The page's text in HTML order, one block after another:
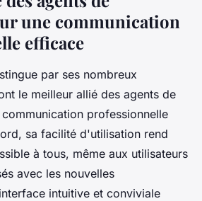
une communication
efficace
par ses nombreux
le meilleur allié des agents de
professionnelle
sa facilité d'utilisation rend
à tous, même aux utilisateurs
avec les nouvelles
intuitive et conviviale